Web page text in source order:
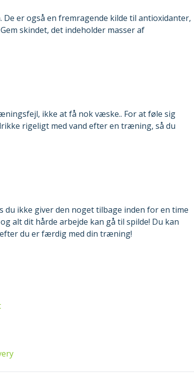
er også en fremragende kilde til antioxidanter,
skindet, det indeholder masser af
ikke at få nok væske.. For at føle sig
rigeligt med vand efter en træning, så du
ikke giver den noget tilbage inden for en time
alt dit hårde arbejde kan gå til spilde! Du kan
du er færdig med din træning!